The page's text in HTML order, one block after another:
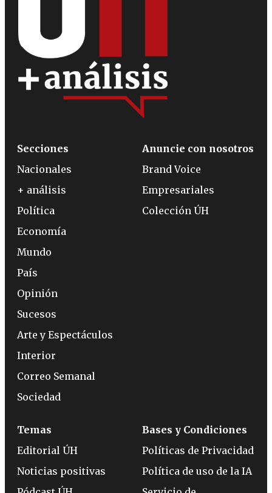
Secciones
Nacionales
+ análisis
Política
Economía
Mundo
País
Opinión
Sucesos
Arte y Espectáculos
Interior
Correo Semanal
Sociedad
Anuncie con nosotros
Brand Voice
Empresariales
Colección ÚH
Temas
Editorial ÚH
Noticias positivas
Bases y Condiciones
Políticas de Privacidad
Política de uso de la IA